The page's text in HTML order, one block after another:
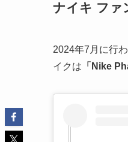
ナイキ ファ
2024年7月に行
イクは 「Nike